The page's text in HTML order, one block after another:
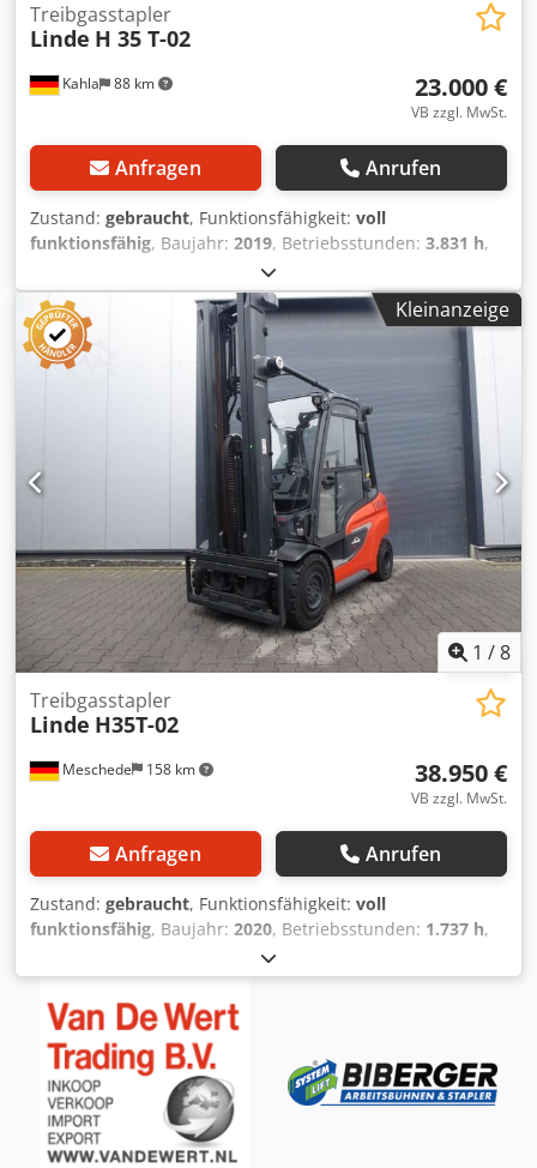
Kahla 88 km
Treibgasstapler
Linde H 35 T-02
23.000 €
VB zzgl. MwSt.
Anfragen Anrufen
Zustand: gebraucht, Funktionsfähigkeit: voll
funktionsfähig, Baujahr: 2019, Betriebsstunden: 3.831 h,
, Hubhöhe:5.500 mm
Gas, Masttyp:Triplex, Bauhöhe:2.480 mm, Antriebsart:
Treibgas
, Treibgasstapler ISO Klasse: ISO Klasse 3 = 2.500 -
4.999 kg Masttyp: Triplex Zustand Technisch: sehr gut
Bereifung vorne Typ: Superelastik Bereifung vorne Grösse:
27x10-12 Bereifung vorne Zustand: 60 - 80% Bereifung
hinten Typ: Superelastik Bereifung hinten Grösse: 23x9-10
Dkjdsymtwhjpfx Aa Ier Bereifung hinten Zustand: 60 - 80%
Beschreibung: Werkstattgeprüft, neue UVV & Inspektion,
neue Lackierung Mast Nummer: H2X188V04691 M188-
035T01 3. Ventil, 4. Ventil, Arbeitsscheinwerfer hinten,
Arbeitsscheinwerfer vorn, Dachabdeckung, Frontscheibe,
Halbkabine, Vollfreihub, CE Zertifikat, Safety Light,
Kleinanzeige
1 /8
Meschede 158 km
Treibgasstapler
Linde H35T-02
38.950 €
VB zzgl. MwSt.
Anfragen Anrufen
Zustand: gebraucht, Funktionsfähigkeit: voll
funktionsfähig, Baujahr: 2020, Betriebsstunden: 1.737 h,
, Hubhöhe:6.880 mm
mm, Kraftstofftyp:Gas, Masttyp:Triplex, Bauhöhe:2.980
mm, Antriebsart:Treibgas
Lastschwerpunkt: 500 ISO Klasse: ISO Klasse 3 = 2.500 -
4.999 kg Masttyp: Triplex Zustand Technisch: gut Bereifung
vorne Typ: Superelastik Bereifung vorne Zustand: 80 -
100% Bereifung hinten Typ: Superelastik Bereifung hinten
Zustand: 80 - 100% Dkedpfx Aaoyl A R Us Ijr Drehgerät, 3.
Ventil, 4. Ventil, Arbeitsscheinwerfer hinten,